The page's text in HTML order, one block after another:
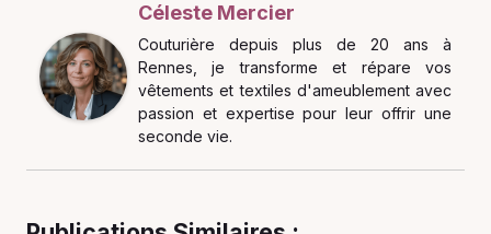
Céleste Mercier
Couturière depuis plus de 20 ans à
Rennes, je transforme et répare vos
vêtements et textiles d'ameublement avec
passion et expertise pour leur offrir une
seconde vie.